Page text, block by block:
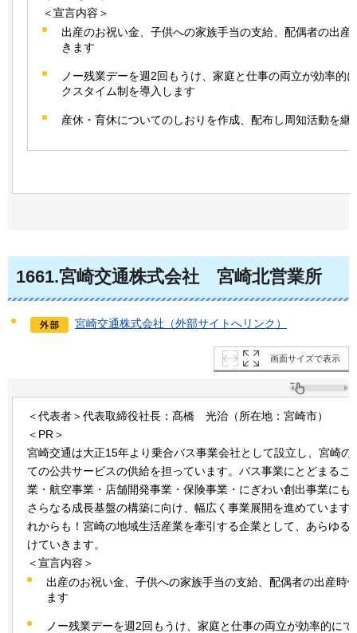
＜宣言内容＞
出産のお祝い金、子供への家族手当の支給、配偶者の出産
きます
ノー残業デーを週2回もうけ、家庭と仕事の両立が効率的
クスタイム制を導入します
産休・育休についてのしおりを作成、配布し周知活動を継
1661.宮崎交通株式会社 宮崎北営業所
宮崎交通株式会社（外部サイトへリンク）
画面サイズで表示
＜代表者＞代表取締役社長：髙橋 光治 （所在地：宮崎市）
＜PR＞
宮崎交通は大正15年より乗合バス事業会社として設立し、宮崎の
ての公共サービスの供給を担っています。バス事業にとどまるこ
業・航空事業・店舗開発事業・保険事業・にぎわい創出事業にも
さらなる成長基盤の構築に向け、幅広く事業展開を進めています
れからも！宮崎の地域生活産業を牽引する企業として、あらゆる
けていきます。
＜宣言内容＞
出産のお祝い金、子供への家族手当の支給、配偶者の出産時
ます
ノー残業デーを週2回もうけ、家庭と仕事の両立が効率的に